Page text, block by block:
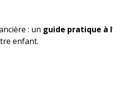
: un guide pratique à
enfant.